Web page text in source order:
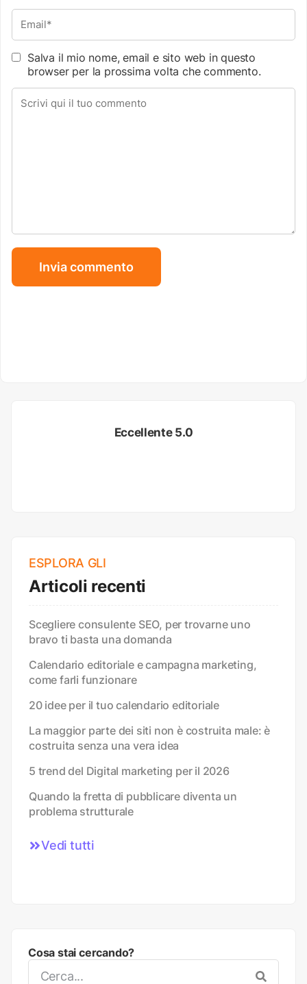
Salva il mio nome, email e sito web in questo
browser per la prossima volta che commento.
Eccellente 5.0
ESPLORA GLI
Articoli recenti
Scegliere consulente SEO, per trovarne uno
bravo ti basta una domanda
Calendario editoriale e campagna marketing,
come farli funzionare
20 idee per il tuo calendario editoriale
La maggior parte dei siti non è costruita male: è
costruita senza una vera idea
5 trend del Digital marketing per il 2026
Quando la fretta di pubblicare diventa un
problema strutturale
Vedi tutti
Cosa stai cercando?